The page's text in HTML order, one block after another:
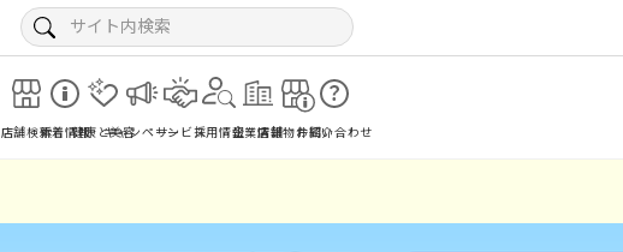
店舗検索新着情報健康と美容キャンペーンサービス採用情報企業情報店舗物件紹介お問い合わせ